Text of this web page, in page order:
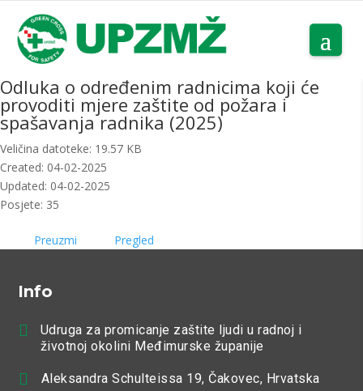
Odluka o određenim radnicima koji će
provoditi mjere zaštite od požara i
spašavanja radnika (2025)
Veličina datoteke: 19.57 KB
Created: 04-02-2025
Updated: 04-02-2025
Posjete: 35
Preuzmi Pregled
Info

Udruga za promicanje zaštite ljudi u radnoj i
životnoj okolini Međimurske županije
 Aleksandra Schulteissa 19, Čakovec, Hrvatska